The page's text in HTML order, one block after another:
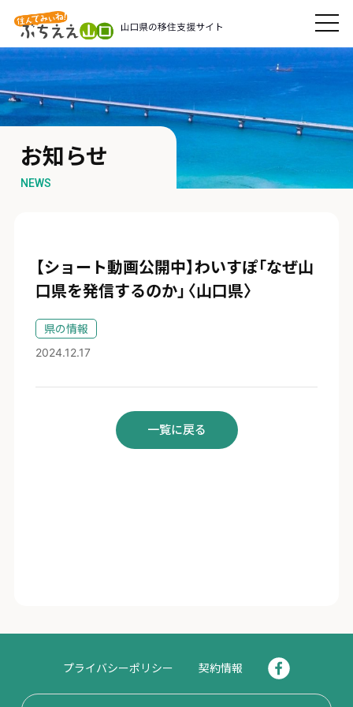
お知らせ
NEWS
【ショート動画公開中】わいすぽ「なぜ山
口県を発信するのか」〈山口県〉
県の情報
2024.12.17
一覧に戻る
プライバシーポリシー 契約情報